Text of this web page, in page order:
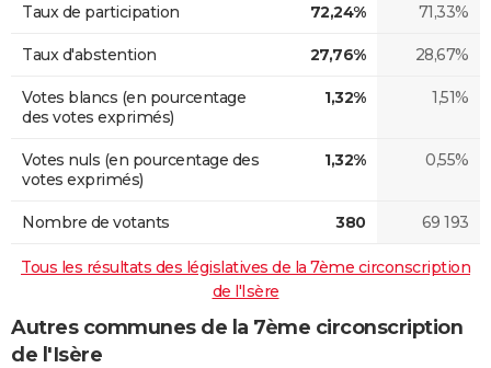
Taux de participation 72,24% 71,33%
Taux d'abstention 27,76% 28,67%
Votes blancs (en pourcentage
des votes exprimés)
1,32% 1,51%
Votes nuls (en pourcentage des
votes exprimés)
1,32% 0,55%
Nombre de votants 380 69 193
Tous les résultats des législatives de la 7ème circonscription
de l'Isère
Autres communes de la 7ème circonscription
de l'Isère